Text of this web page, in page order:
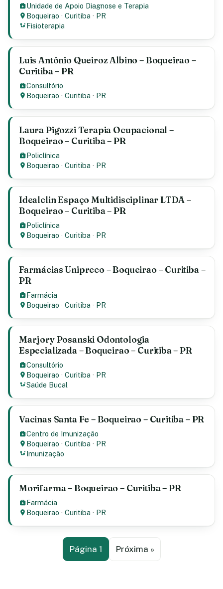
Unidade de Apoio Diagnose e Terapia
Boqueirao ·Curitiba · PR
Fisioterapia
Luis Antônio Queiroz Albino – Boqueirao –
Curitiba – PR
Consultório
Boqueirao ·Curitiba · PR
Laura Pigozzi Terapia Ocupacional –
Boqueirao – Curitiba – PR
Policlínica
Boqueirao ·Curitiba · PR
Idealclin Espaço Multidisciplinar LTDA –
Boqueirao – Curitiba – PR
Policlínica
Boqueirao ·Curitiba · PR
Farmácias Unipreco – Boqueirao – Curitiba –
PR
Farmácia
Boqueirao ·Curitiba · PR
Marjory Posanski Odontologia
Especializada – Boqueirao – Curitiba – PR
Consultório
Boqueirao ·Curitiba · PR
Saúde Bucal
Vacinas Santa Fe – Boqueirao – Curitiba – PR
Centro de Imunização
Boqueirao ·Curitiba · PR
Imunização
Morifarma – Boqueirao – Curitiba – PR
Farmácia
Boqueirao ·Curitiba · PR
Página 1 Próxima »